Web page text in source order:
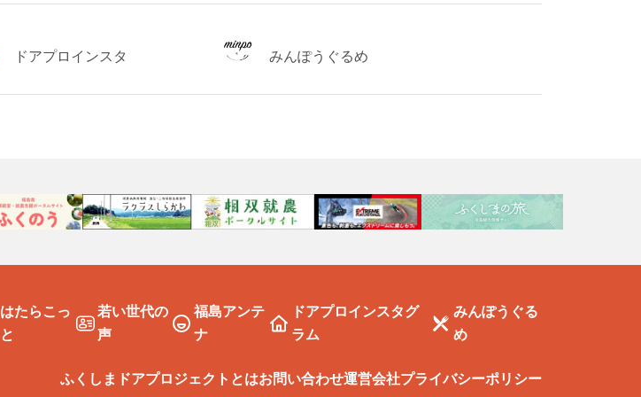
ドアプロインスタ みんぽうぐるめ
はたらこっ
と
若い世代の
声
福島アンテ
ナ
ドアプロインスタグ
ラム
みんぽうぐる
め
ふくしまドアプロジェクトとはお問い合わせ運営会社プライバシーポリシー